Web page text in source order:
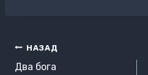
Навигация
по
НАЗАД
Два бога